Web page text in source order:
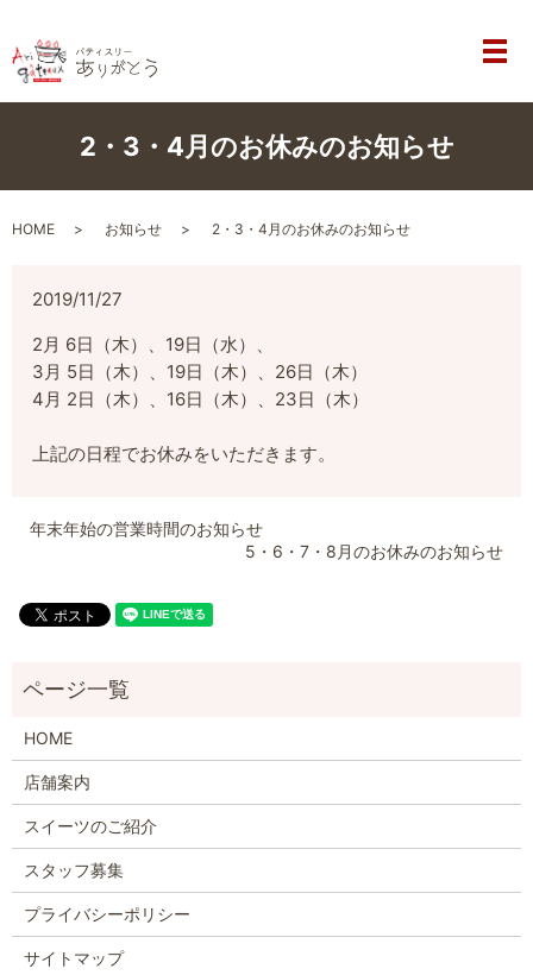
メ
2・3・4月のお休みのお知らせ
HOME お知らせ 2・3・4月のお休みのお知らせ
2019/11/27
2月 6日（木）、19日（水）、
3月 5日（木）、19日（木）、26日（木）
4月 2日（木）、16日（木）、23日（木）
上記の日程でお休みをいただきます。
年末年始の営業時間のお知らせ
5・6・7・8月のお休みのお知らせ
HOME
店舗案内
スイーツのご紹介
スタッフ募集
プライバシーポリシー
サイトマップ